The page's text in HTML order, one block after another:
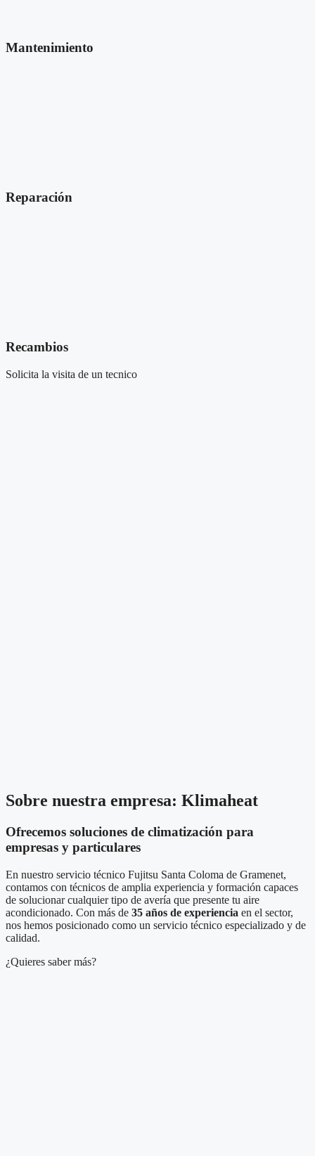
Mantenimiento
Reparación
Recambios
Solicita la visita de un tecnico
Sobre nuestra empresa: Klimaheat
Ofrecemos soluciones de climatización para
empresas y particulares
En nuestro servicio técnico Fujitsu Santa Coloma de Gramenet,
contamos con técnicos de amplia experiencia y formación capaces
de solucionar cualquier tipo de avería que presente tu aire
acondicionado. Con más de 35 años de experiencia en el sector,
nos hemos posicionado como un servicio técnico especializado y de
calidad.
¿Quieres saber más?